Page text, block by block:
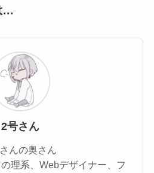
...
2号さん
んの奥さん
理系、Webデザイナー、フ